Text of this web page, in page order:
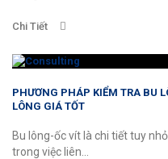
Chi Tiết
PHƯƠNG PHÁP KIỂM TRA BU
LÔNG GIÁ TỐT
Bu lông-ốc vít là chi tiết tuy
trong việc liên...